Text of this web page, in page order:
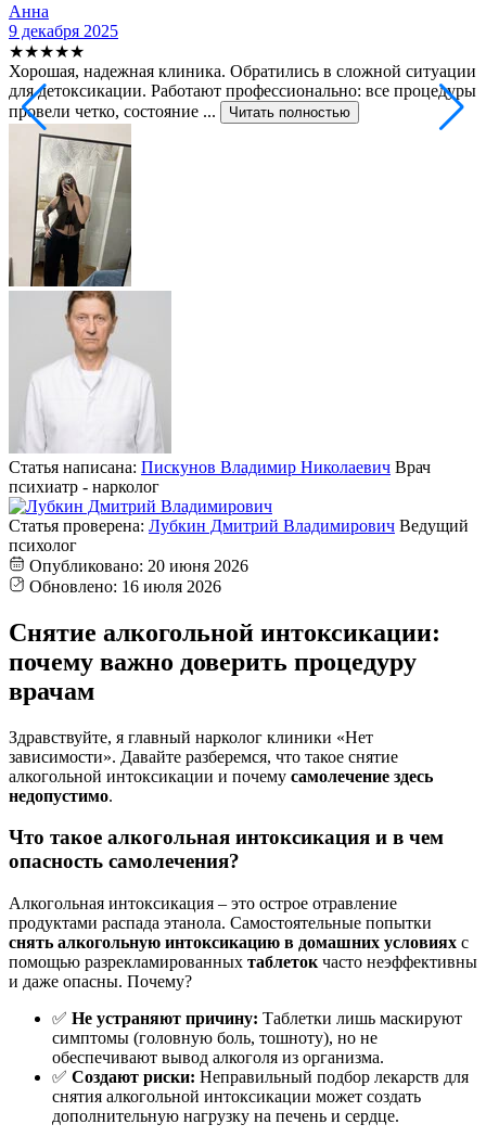
Анна
9 декабря 2025
★★★★★
Хорошая, надежная клиника. Обратились в сложной ситуации
для детоксикации. Работают профессионально: все процедуры
провели четко, состояние ...
Читать полностью
Статья написана: Пискунов Владимир Николаевич Врач
психиатр - нарколог
Статья проверена: Лубкин Дмитрий Владимирович Ведущий
психолог
Опубликовано: 20 июня 2026
Обновлено: 16 июля 2026
Снятие алкогольной интоксикации:
почему важно доверить процедуру
врачам
Здравствуйте, я главный нарколог клиники «Нет
зависимости». Давайте разберемся, что такое снятие
алкогольной интоксикации и почему самолечение здесь
недопустимо.
Что такое алкогольная интоксикация и в чем
опасность самолечения?
Алкогольная интоксикация – это острое отравление
продуктами распада этанола. Самостоятельные попытки
снять алкогольную интоксикацию в домашних условиях с
помощью разрекламированных таблеток часто неэффективны
и даже опасны. Почему?
✅ Не устраняют причину: Таблетки лишь маскируют
симптомы (головную боль, тошноту), но не
обеспечивают вывод алкоголя из организма.
✅ Создают риски: Неправильный подбор лекарств для
снятия алкогольной интоксикации может создать
дополнительную нагрузку на печень и сердце.